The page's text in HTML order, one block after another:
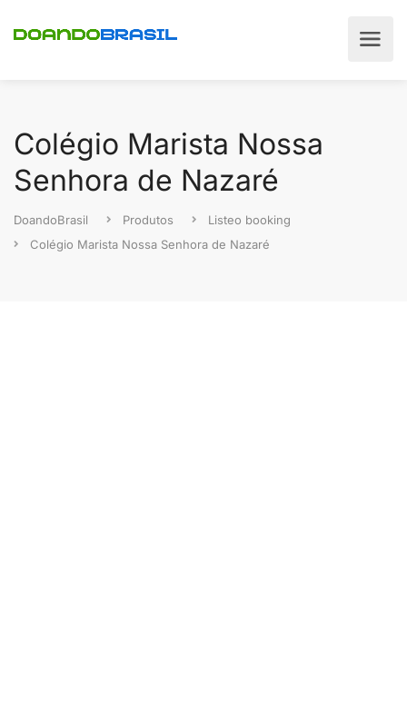
Colégio Marista Nossa
Senhora de Nazaré
DoandoBrasil Produtos
Listeo booking
Colégio Marista Nossa Senhora de Nazaré